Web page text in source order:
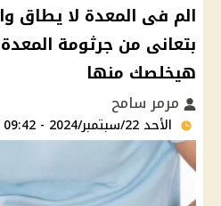
الم فى المعدة لا يطاق
هيخلصك منها
مرمر سامح
الأحد 22/سبتمبر/2024 - 09:42 ص